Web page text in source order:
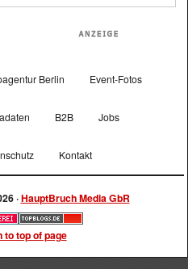
Berlin Event-Fotos
B2B Jobs
Kontakt
·HauptBruch Media GbR
to top of page